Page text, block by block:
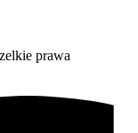
prawa